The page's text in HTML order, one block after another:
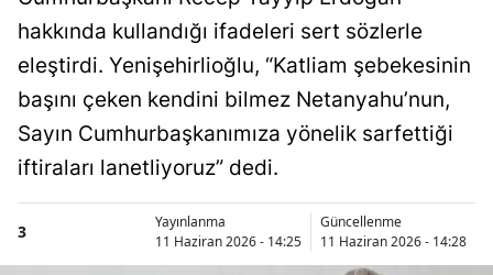
hakkında kullandığı ifadeleri sert sözlerle
eleştirdi. Yenişehirlioğlu, “Katliam şebekesinin
başını çeken kendini bilmez Netanyahu’nun,
Sayın Cumhurbaşkanımıza yönelik sarfettiği
iftiraları lanetliyoruz” dedi.
3
Yayınlanma
11 Haziran 2026 - 14:25
Güncellenme
11 Haziran 2026 - 14:28